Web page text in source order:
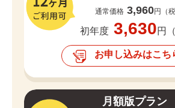
通常価格3,960円（税
初年度3,630円
お申し込みはこち
月額版プラン